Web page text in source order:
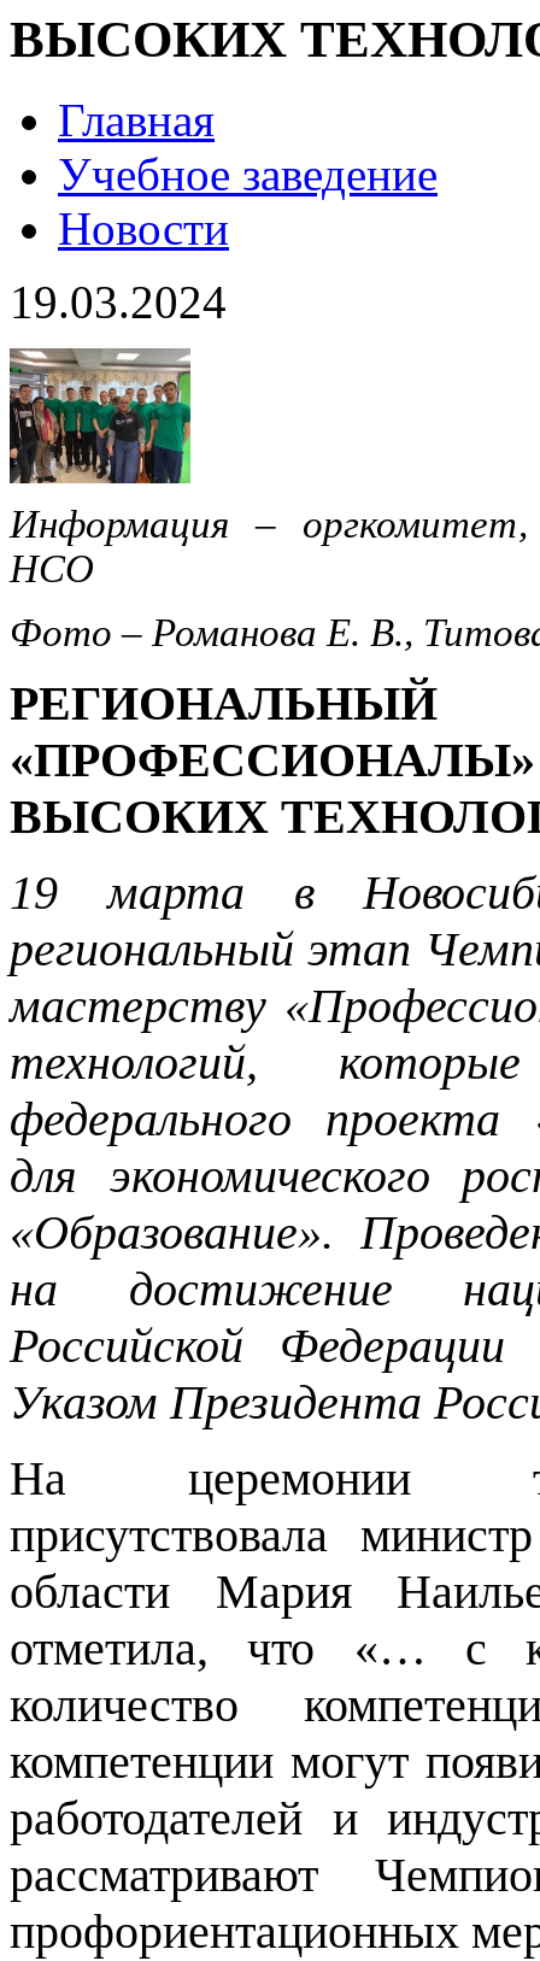
ВЫСОКИХ
Главная
Учебное заведение
Новости
19.03.2024
Информация –
НСО
Фото – Романова Е. В.,
ВЫСОКИХ
19 марта в
региональный этап
мастерству
технологий,
федерального
для экономического
«Образование».
на достижение
Российской
Указом Президента
На церемонии
присутствовала
области Мария
отметила, что «… с
количество
компетенции могут
работодателей и
рассматривают
профориентационных